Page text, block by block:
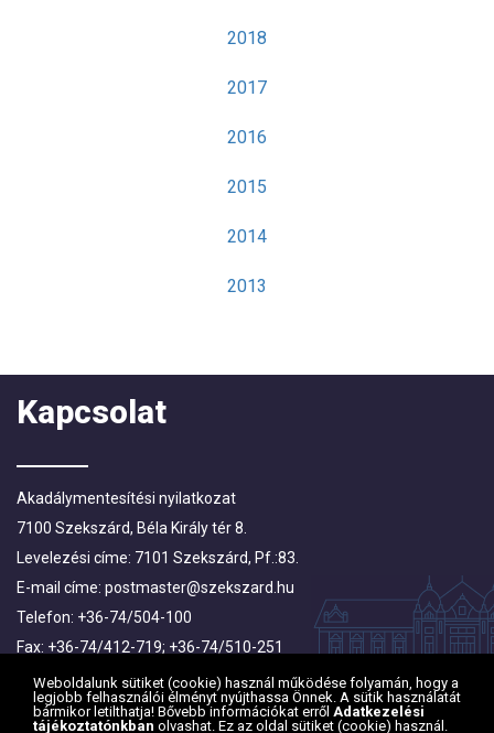
Weboldalunk sütiket (cookie) használ működése folyamán, hogy a
legjobb felhasználói élményt nyújthassa Önnek. A sütik használatát
bármikor letilthatja! Bővebb információkat erről Adatkezelési
tájékoztatónkban olvashat. Ez az oldal sütiket (cookie) használ.
2018
2017
2016
2015
2014
2013
Kapcsolat
Akadálymentesítési nyilatkozat
7100 Szekszárd, Béla Király tér 8.
Levelezési címe: 7101 Szekszárd, Pf.:83.
E-mail címe: postmaster@szekszard.hu
Telefon: +36-74/504-100
Fax: +36-74/412-719; +36-74/510-251